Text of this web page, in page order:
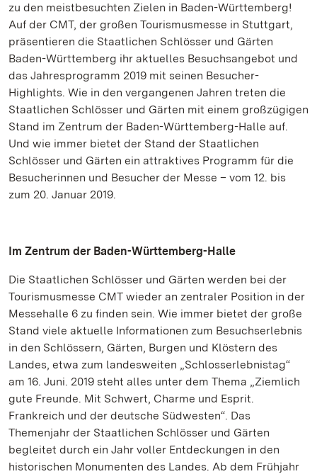
zu den meistbesuchten Zielen in Baden-Württemberg!
Auf der CMT, der großen Tourismusmesse in Stuttgart,
präsentieren die Staatlichen Schlösser und Gärten
Baden-Württemberg ihr aktuelles Besuchsangebot und
das Jahresprogramm 2019 mit seinen Besucher-
Highlights. Wie in den vergangenen Jahren treten die
Staatlichen Schlösser und Gärten mit einem großzügigen
Stand im Zentrum der Baden-Württemberg-Halle auf.
Und wie immer bietet der Stand der Staatlichen
Schlösser und Gärten ein attraktives Programm für die
Besucherinnen und Besucher der Messe – vom 12. bis
zum 20. Januar 2019.
Im Zentrum der Baden-Württemberg-Halle
Die Staatlichen Schlösser und Gärten werden bei der
Tourismusmesse CMT wieder an zentraler Position in der
Messehalle 6 zu finden sein. Wie immer bietet der große
Stand viele aktuelle Informationen zum Besuchserlebnis
in den Schlössern, Gärten, Burgen und Klöstern des
Landes, etwa zum landesweiten „Schlosserlebnistag“
am 16. Juni. 2019 steht alles unter dem Thema „Ziemlich
gute Freunde. Mit Schwert, Charme und Esprit.
Frankreich und der deutsche Südwesten“. Das
Themenjahr der Staatlichen Schlösser und Gärten
begleitet durch ein Jahr voller Entdeckungen in den
historischen Monumenten des Landes. Ab dem Frühjahr